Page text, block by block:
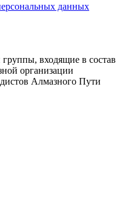
данных
входящие в состав
организации
Алмазного Пути